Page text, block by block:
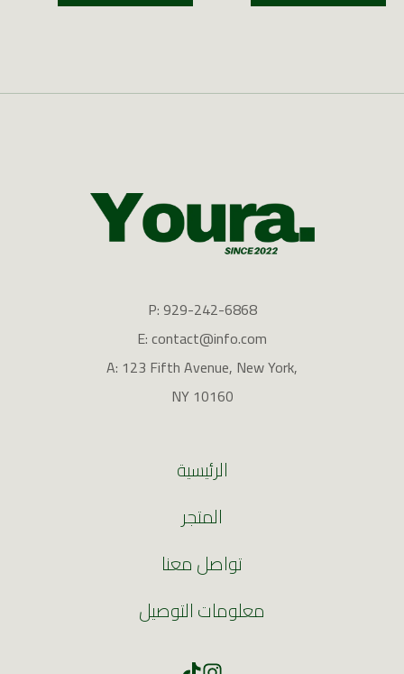
P: 929-242-6868
E: contact@info.com
A: 123 Fifth Avenue, New York,
NY 10160
الرئيسية
المتجر
تواصل معنا
معلومات التوصيل